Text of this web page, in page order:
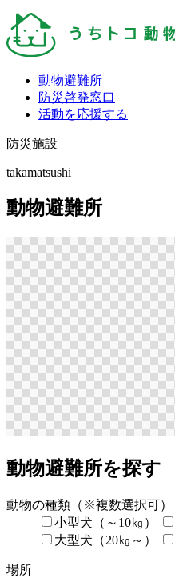
動物避難所
防災啓発窓口
活動を応援する
防災施設
takamatsushi
動物避難所
動物避難所を探す
動物の種類 （※複数選択可）
小型犬（～10㎏）
大型犬（20㎏～）
場所